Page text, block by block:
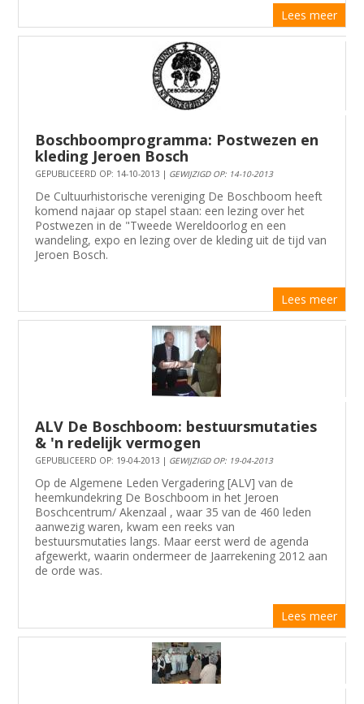
Lees meer
Boschboomprogramma: Postwezen en
kleding Jeroen Bosch
GEPUBLICEERD OP: 14-10-2013 | GEWIJZIGD OP: 14-10-2013
De Cultuurhistorische vereniging De Boschboom heeft
komend najaar op stapel staan: een lezing over het
Postwezen in de "Tweede Wereldoorlog en een
wandeling, expo en lezing over de kleding uit de tijd van
Jeroen Bosch.
Lees meer
ALV De Boschboom: bestuursmutaties
& 'n redelijk vermogen
GEPUBLICEERD OP: 19-04-2013 | GEWIJZIGD OP: 19-04-2013
Op de Algemene Leden Vergadering [ALV] van de
heemkundekring De Boschboom in het Jeroen
Boschcentrum/ Akenzaal , waar 35 van de 460 leden
aanwezig waren, kwam een reeks van
bestuursmutaties langs. Maar eerst werd de agenda
afgewerkt, waarin ondermeer de Jaarrekening 2012 aan
de orde was.
Lees meer